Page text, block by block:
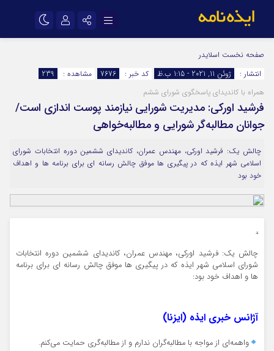
اینستاگرام
سروش
ایتا
آپارات
رمز عبور
مرا به خاطر بسپار
صفحه نخست اسلایدر
انتشار :
ژوئن 11, 2021 - 1:15 ب.ظ کد خبر : 7676 مشاهده :
239
همراه با کاندیدای پاسخگوی شورای ششم
فرشید اورکی: مدیریت شورایی نیازمند پوست اندازی است/
جوانان مطالبه‌گر شورایی و مطالبه‌خواهی
چالش یک: فرشید اورکی، مهندس عمران، کاندیدای ششمین دوره انتخابات شورای
اسلامی شهر ایذه که در پیگیری ها موفق چالش رسانه ای برای برنامه ها و اهداف
خود بود
چالش یک: فرشید اورکی، مهندس عمران، کاندیدای ششمین دوره انتخابات
شورای اسلامی شهر ایذه که در پیگیری ها موفق چالش رسانه ای برای برنامه
ها و اهداف خود بود:
آژانس خبری ایذه (ایزنا)
واهمه‌ای از مواجه با مطالبه‌گران ندارم و از مطالبه‌گری حمایت می‌کنم.